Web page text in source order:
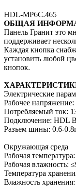
HDL-MP6C.465
ОБЩАЯ
Панель Гранит это
поддерживает
Каждая кнопка
установить любой
кнопок.
Электрические
Рабочее
Потребляемый ток:
Подключение: HDL
Разъем шины: 0.6-
Окружающая среда
Рабочая
Рабочая влажность:
Температура
Влажность